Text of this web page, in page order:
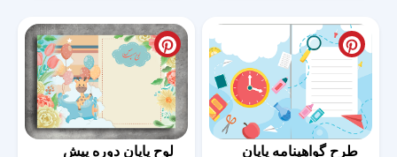
طرح گواهینامه پایان
لوح پایان دوره پیش